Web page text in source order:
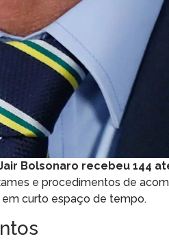
Bolsonaro recebeu 144
e procedimentos de
curto espaço de tempo.